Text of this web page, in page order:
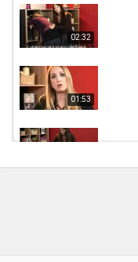
02:32
01:53